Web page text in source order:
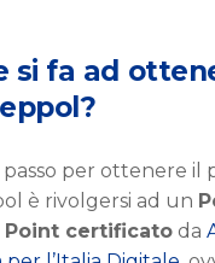
si fa ad
per ottenere il
è rivolgersi ad un
Point certificato da